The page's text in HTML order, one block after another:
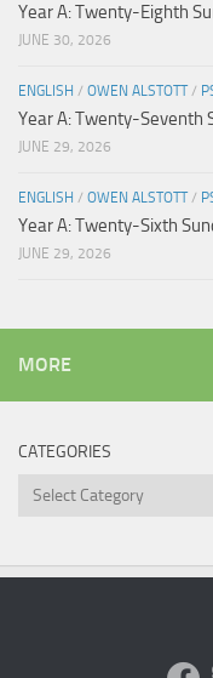
Year A: Twenty-Eighth
JUNE 30, 2026
ENGLISH / OWEN ALSTOTT/
Year A: Twenty-Seventh
JUNE 29, 2026
ENGLISH / OWEN ALSTOTT/
Year A: Twenty-Sixth
JUNE 29, 2026
MORE
CATEGORIES
Categories